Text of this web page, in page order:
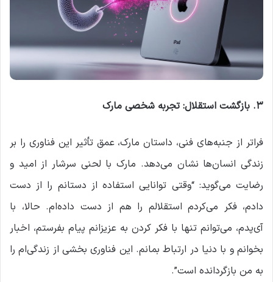
۳. بازگشت استقلال: تجربه شخصی مارک
فراتر از جنبه‌های فنی، داستان مارک، عمق تأثیر این فناوری را بر
زندگی انسان‌ها نشان می‌دهد. مارک با لحنی سرشار از امید و
رضایت می‌گوید: “وقتی توانایی استفاده از دستانم را از دست
دادم، فکر می‌کردم استقلالم را هم از دست داده‌ام. حالا، با
آی‌پدم، می‌توانم تنها با فکر کردن به عزیزانم پیام بفرستم، اخبار
بخوانم و با دنیا در ارتباط بمانم. این فناوری بخشی از زندگی‌ام را
به من بازگردانده است”.